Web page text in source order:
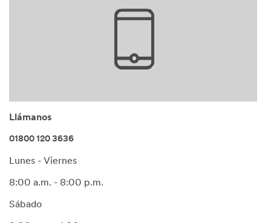
Llámanos
01800 120 3636
Lunes - Viernes
8:00 a.m. - 8:00 p.m.
Sábado